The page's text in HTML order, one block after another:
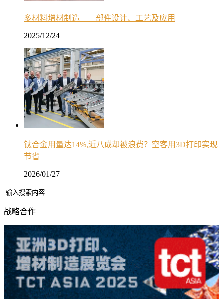
多材料增材制造——部件设计、工艺及应用
2025/12/24
钛合金用量达14%,近八成却被浪费？空客用3D打印实现
节省
2026/01/27
战略合作